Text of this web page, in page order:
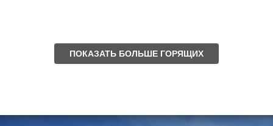
ПОКАЗАТЬ БОЛЬШЕ ГОРЯЩИХ